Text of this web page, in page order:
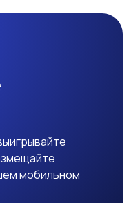
мобильном